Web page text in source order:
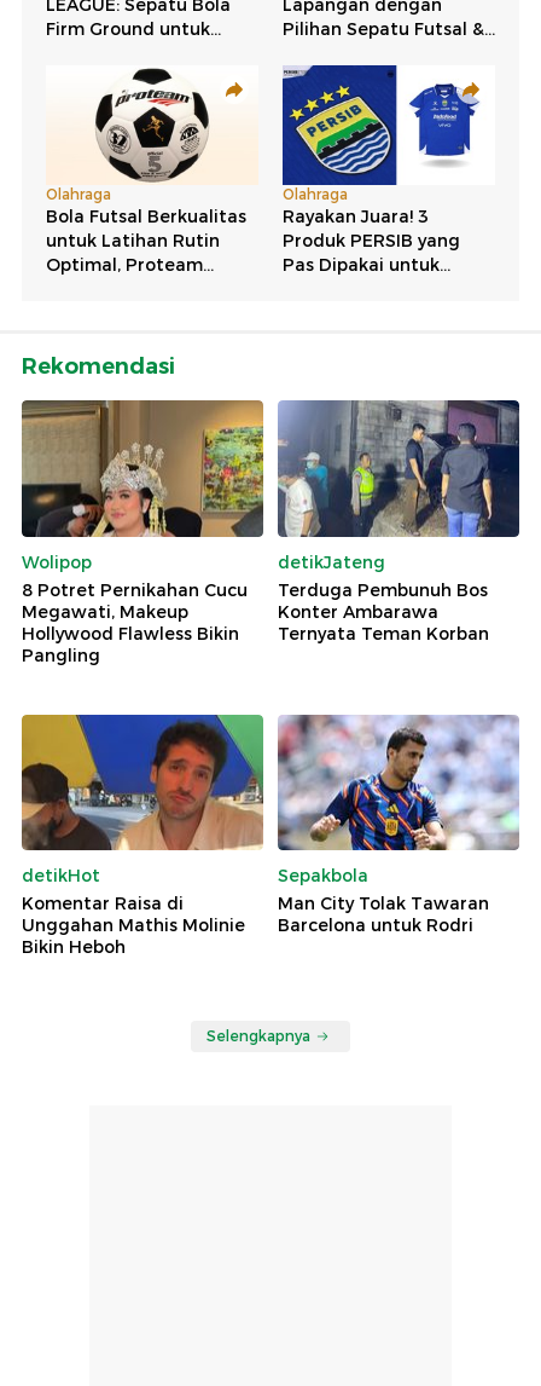
Rekomendasi
Wolipop
8 Potret Pernikahan Cucu
Megawati, Makeup
Hollywood Flawless Bikin
Pangling
detikJateng
Terduga Pembunuh Bos
Konter Ambarawa
Ternyata Teman Korban
detikHot
Komentar Raisa di
Unggahan Mathis Molinie
Bikin Heboh
Sepakbola
Man City Tolak Tawaran
Barcelona untuk Rodri
Selengkapnya